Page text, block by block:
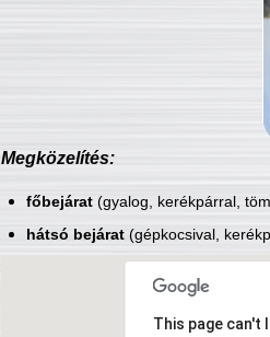
Megközelítés:
főbejárat(gyalog, kerékpárral,
hátsó bejárat(gépkocsival,
This page can't